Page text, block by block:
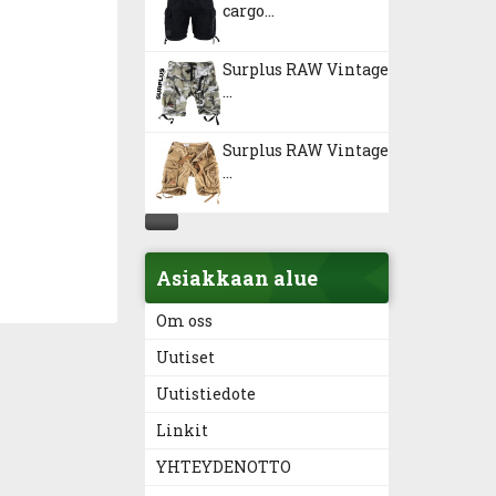
cargo...
Surplus RAW Vintage
...
Surplus RAW Vintage
...
Asiakkaan alue
Om oss
Uutiset
Uutistiedote
Linkit
YHTEYDENOTTO